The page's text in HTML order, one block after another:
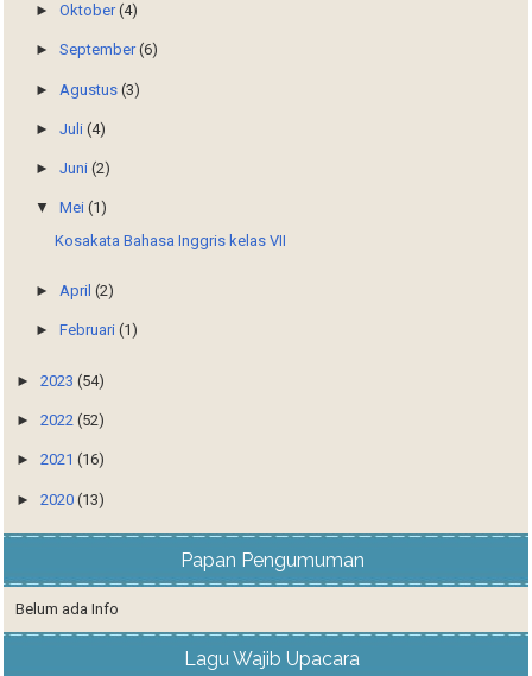
►Oktober(4)
►September(6)
► Agustus(3)
►Juli(4)
►Juni(2)
▼Mei(1)
Kosakata Bahasa Inggris kelas VII
►April(2)
►Februari(1)
►2023(54)
►2022(52)
►2021(16)
►2020(13)
Papan Pengumuman
Belum ada Info
Lagu Wajib Upacara